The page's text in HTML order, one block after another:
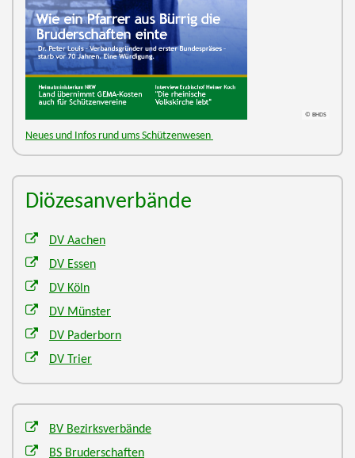
© BHDS
Neues und Infos rund ums Schützenwesen
Diözesanverbände
DV Aachen
DV Essen
DV Köln
DV Münster
DV Paderborn
DV Trier
BV Bezirksverbände
BS Bruderschaften